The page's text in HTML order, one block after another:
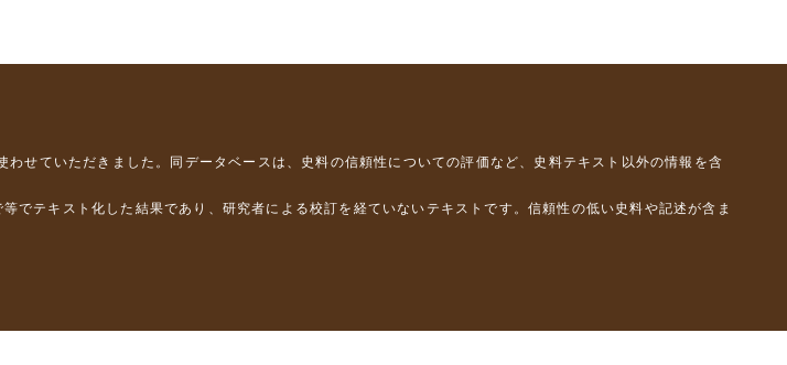
わせていただきました。同データベースは、史料の信頼性についての評価など、史料テキスト以外の情報を含
テキスト化した結果であり、研究者による校訂を経ていないテキストです。信頼性の低い史料や記述が含ま